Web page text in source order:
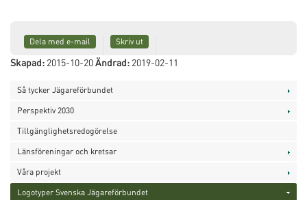
Dela med e-mail Skriv ut
Skapad: 2015-10-20Ändrad: 2019-02-11
Så tycker Jägareförbundet
Perspektiv 2030
Tillgänglighetsredogörelse
Länsföreningar och kretsar
Våra projekt
Logotyper Svenska Jägareförbundet